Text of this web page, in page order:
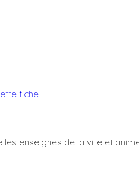
fiche
enseignes de la ville et